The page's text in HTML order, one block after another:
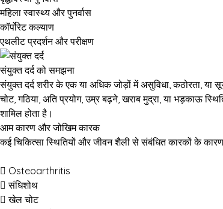
महिला स्वास्थ्य और पुनर्वास
कॉर्पोरेट कल्याण
एथलीट प्रदर्शन और परीक्षण
संयुक्त दर्द को समझना
संयुक्त दर्द शरीर के एक या अधिक जोड़ों में असुविधा, कठोरता,
चोट, गठिया, अति प्रयोग, उम्र बढ़ने, खराब मुद्रा, या भड़काऊ
शामिल होता है।
आम कारण और जोखिम कारक
कई चिकित्सा स्थितियों और जीवन शैली से संबंधित कारकों के कारण
Osteoarthritis
संधिशोथ
खेल चोट